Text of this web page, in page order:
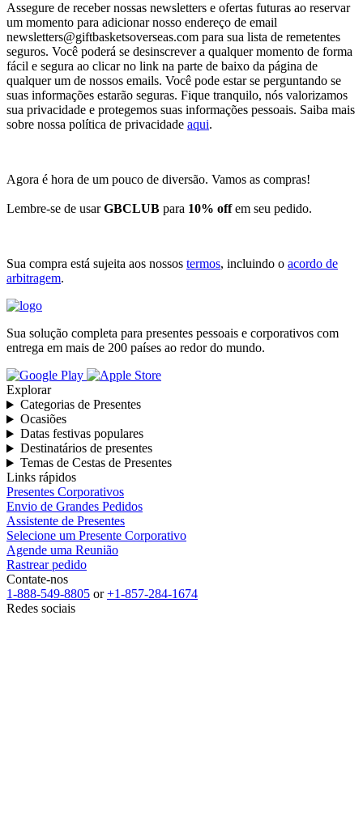
Assegure de receber nossas newsletters e ofertas futuras ao reservar
um momento para adicionar nosso endereço de email
newsletters@giftbasketsoverseas.com para sua lista de remetentes
seguros. Você poderá se desinscrever a qualquer momento de forma
fácil e segura ao clicar no link na parte de baixo da página de
qualquer um de nossos emails. Você pode estar se perguntando se
suas informações estarão seguras. Fique tranquilo, nós valorizamos
sua privacidade e protegemos suas informações pessoais. Saiba mais
sobre nossa política de privacidade aqui.
Agora é hora de um pouco de diversão. Vamos as compras!
Lembre-se de usarGBCLUB para 10% offem seu pedido.
Sua compra está sujeita aos nossos termos, incluindo o acordo de
arbitragem.
Sua solução completa para presentes pessoais e corporativos com
entrega em mais de 200 países ao redor do mundo.
Explorar
Categorias de Presentes
Ocasiões
Datas festivas populares
Destinatários de presentes
Temas de Cestas de Presentes
Links rápidos
Presentes Corporativos
Envio de Grandes Pedidos
Assistente de Presentes
Selecione um Presente Corporativo
Agende uma Reunião
Rastrear pedido
Contate-nos
1-888-549-8805 or+1-857-284-1674
Redes sociais